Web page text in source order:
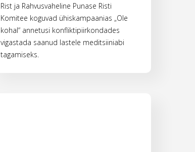
Rist ja Rahvusvaheline Punase Risti
Komitee koguvad ühiskampaanias „Ole
kohal“ annetusi konfliktipiirkondades
vigastada saanud lastele meditsiiniabi
tagamiseks.